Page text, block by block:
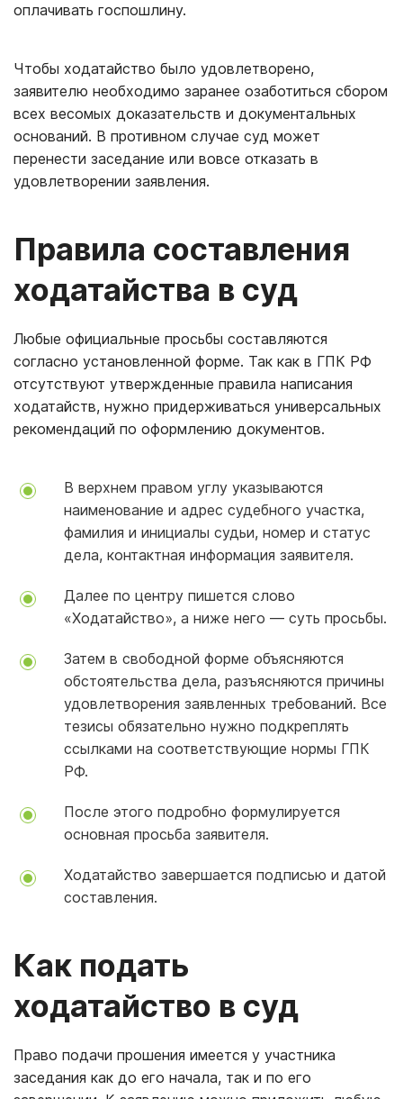
оплачивать госпошлину.
Чтобы ходатайство было удовлетворено,
заявителю необходимо заранее озаботиться сбором
всех весомых доказательств и документальных
оснований. В противном случае суд может
перенести заседание или вовсе отказать в
удовлетворении заявления.
Правила составления
ходатайства в суд
Любые официальные просьбы составляются
согласно установленной форме. Так как в ГПК РФ
отсутствуют утвержденные правила написания
ходатайств, нужно придерживаться универсальных
рекомендаций по оформлению документов.
В верхнем правом углу указываются
наименование и адрес судебного участка,
фамилия и инициалы судьи, номер и статус
дела, контактная информация заявителя.
Далее по центру пишется слово
«Ходатайство», а ниже него — суть просьбы.
Затем в свободной форме объясняются
обстоятельства дела, разъясняются причины
удовлетворения заявленных требований. Все
тезисы обязательно нужно подкреплять
ссылками на соответствующие нормы ГПК
РФ.
После этого подробно формулируется
основная просьба заявителя.
Ходатайство завершается подписью и датой
составления.
Как подать
ходатайство в суд
Право подачи прошения имеется у участника
заседания как до его начала, так и по его